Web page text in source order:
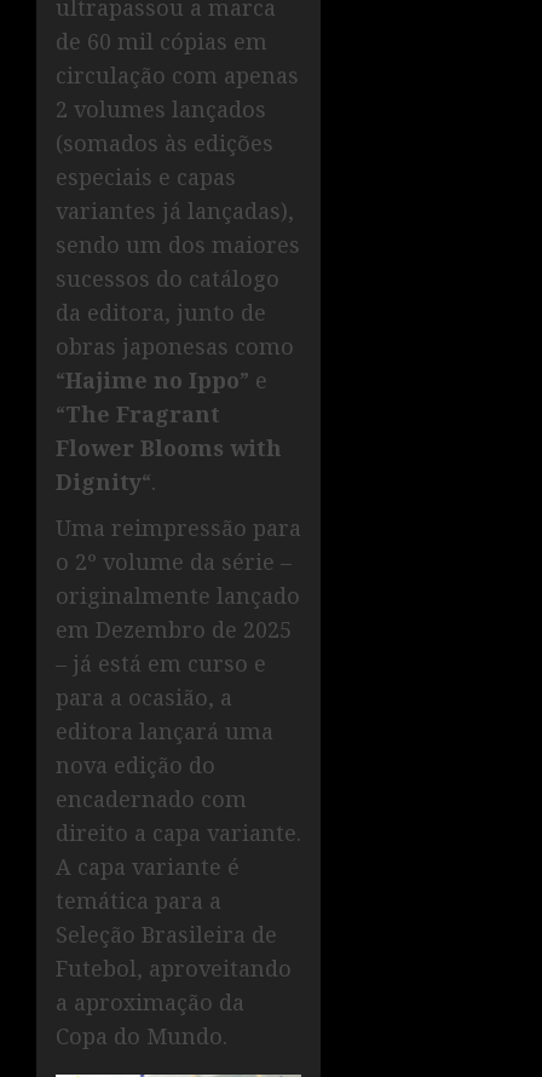
ultrapassou a marca
de 60 mil cópias em
circulação com apenas
2 volumes lançados
(somados às edições
especiais e capas
variantes já lançadas),
sendo um dos maiores
sucessos do catálogo
da editora, junto de
obras japonesas como
“Hajime no Ippo” e
“The Fragrant
Flower Blooms with
Dignity“.
Uma reimpressão para
o 2º volume da série –
originalmente lançado
em Dezembro de 2025
– já está em curso e
para a ocasião, a
editora lançará uma
nova edição do
encadernado com
direito a capa variante.
A capa variante é
temática para a
Seleção Brasileira de
Futebol, aproveitando
a aproximação da
Copa do Mundo.